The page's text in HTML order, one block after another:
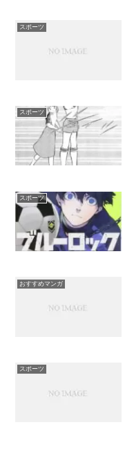
スポーツ
スポーツ
スポーツ
おすすめマンガ
スポーツ